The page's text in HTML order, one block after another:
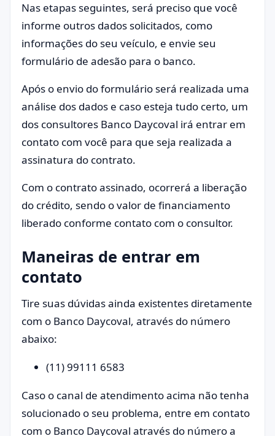
Nas etapas seguintes, será preciso que você
informe outros dados solicitados, como
informações do seu veículo, e envie seu
formulário de adesão para o banco.
Após o envio do formulário será realizada uma
análise dos dados e caso esteja tudo certo, um
dos consultores Banco Daycoval irá entrar em
contato com você para que seja realizada a
assinatura do contrato.
Com o contrato assinado, ocorrerá a liberação
do crédito, sendo o valor de financiamento
liberado conforme contato com o consultor.
Maneiras de entrar em
contato
Tire suas dúvidas ainda existentes diretamente
com o Banco Daycoval, através do número
abaixo:
(11) 99111 6583
Caso o canal de atendimento acima não tenha
solucionado o seu problema, entre em contato
com o Banco Daycoval através do número a